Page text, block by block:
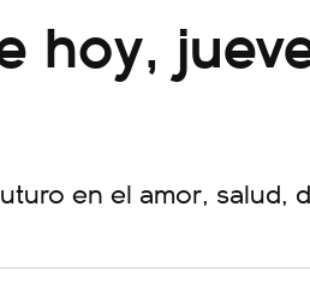
hoy,
en el amor, salud,